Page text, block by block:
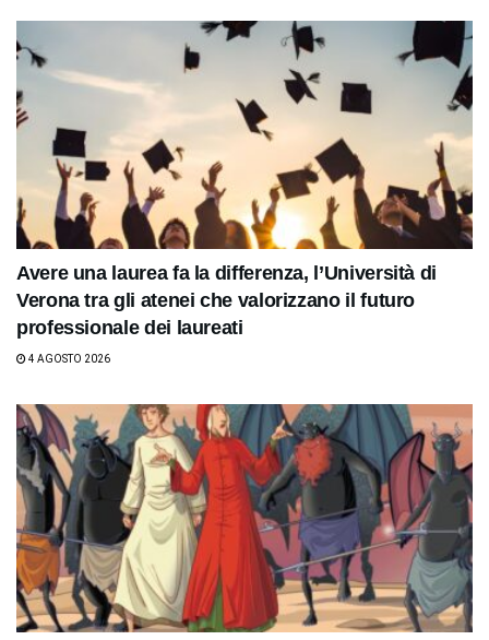
Avere una laurea fa la differenza, l’Università di
Verona tra gli atenei che valorizzano il futuro
professionale dei laureati
4 AGOSTO 2026